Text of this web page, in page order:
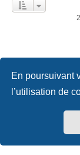
En poursuivant
l’utilisation de
Accueil Index du
phpBB-fr.com
created
Conditions